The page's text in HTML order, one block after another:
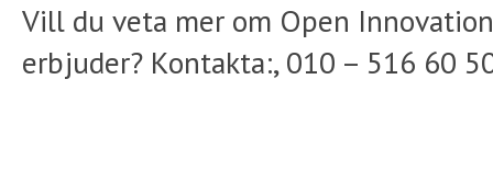
Vill du veta mer om Open
erbjuder? Kontakta:, 010 – 516 60